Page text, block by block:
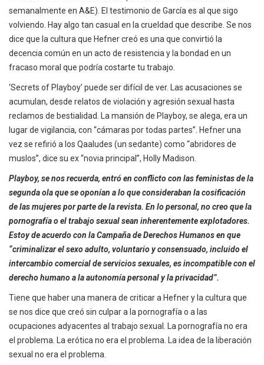
semanalmente en A&E). El testimonio de García es al que sigo
volviendo. Hay algo tan casual en la crueldad que describe. Se nos
dice que la cultura que Hefner creó es una que convirtió la
decencia común en un acto de resistencia y la bondad en un
fracaso moral que podría costarte tu trabajo.
‘Secrets of Playboy’ puede ser difícil de ver. Las acusaciones se
acumulan, desde relatos de violación y agresión sexual hasta
reclamos de bestialidad. La mansión de Playboy, se alega, era un
lugar de vigilancia, con “cámaras por todas partes”. Hefner una
vez se refirió a los Qaaludes (un sedante) como “abridores de
muslos”, dice su ex “novia principal”, Holly Madison.
Playboy, se nos recuerda, entró en conflicto con las feministas de la
segunda ola que se oponían a lo que consideraban la cosificación
de las mujeres por parte de la revista. En lo personal, no creo que la
pornografía o el trabajo sexual sean inherentemente explotadores.
Estoy de acuerdo con la Campaña de Derechos Humanos en que
“criminalizar el sexo adulto, voluntario y consensuado, incluido el
intercambio comercial de servicios sexuales, es incompatible con el
derecho humano a la autonomía personal y la privacidad”.
Tiene que haber una manera de criticar a Hefner y la cultura que
se nos dice que creó sin culpar a la pornografía o a las
ocupaciones adyacentes al trabajo sexual. La pornografía no era
el problema. La erótica no era el problema. La idea de la liberación
sexual no era el problema.